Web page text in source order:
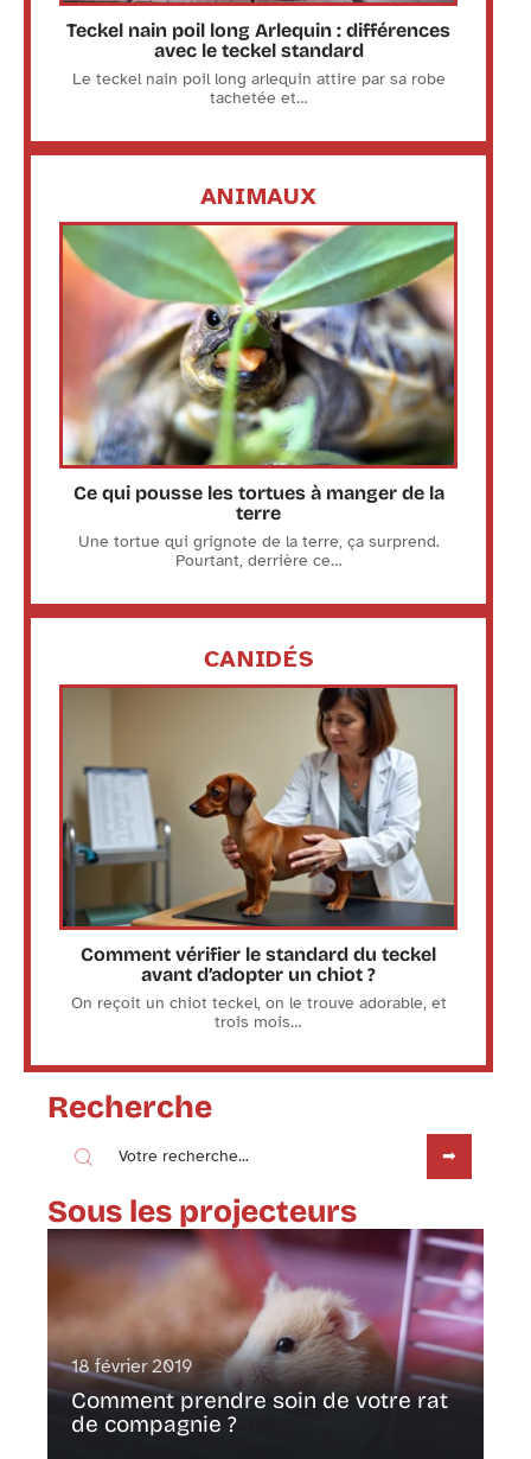
Teckel nain poil long Arlequin : différences
avec le teckel standard
Le teckel nain poil long arlequin attire par sa robe
tachetée et…
ANIMAUX
Ce qui pousse les tortues à manger de la
terre
Une tortue qui grignote de la terre, ça surprend.
Pourtant, derrière ce…
CANIDÉS
Comment vérifier le standard du teckel
avant d’adopter un chiot ?
On reçoit un chiot teckel, on le trouve adorable, et
trois mois…
Recherche
Sous les projecteurs
18 février 2019
Comment prendre soin de votre rat
de compagnie ?